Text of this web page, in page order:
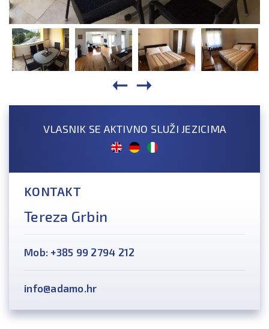
VLASNIK SE AKTIVNO SLUŽI JEZICIMA
KONTAKT
Tereza Grbin
Mob: +385 99 2794 212
info@adamo.hr